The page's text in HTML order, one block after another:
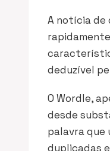
A notícia de
deduzível
O Wordle,
desde
palavra que
duplicadas